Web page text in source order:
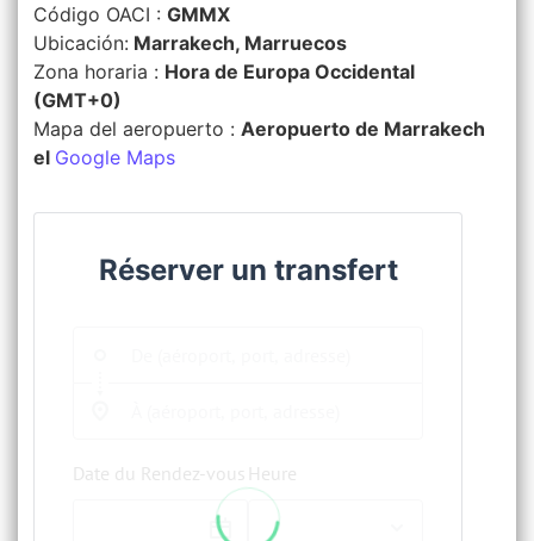
Código OACI : GMMX
Ubicación: Marrakech, Marruecos
Zona horaria : Hora de Europa Occidental
(GMT+0)
Mapa del aeropuerto : Aeropuerto de Marrakech
el Google Maps
Réserver un transfert
Date du Rendez-vous Heure